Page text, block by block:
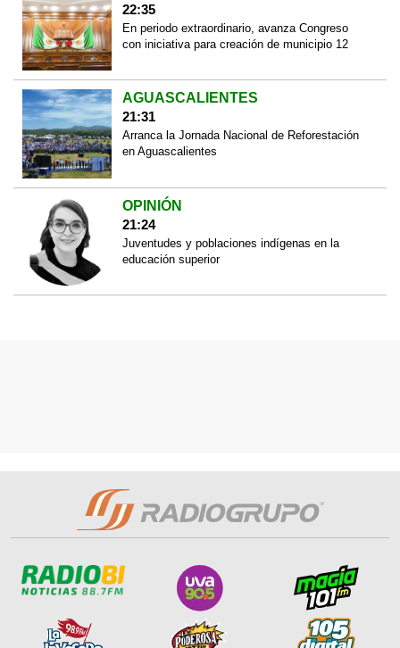
22:35
En periodo extraordinario, avanza Congreso
con iniciativa para creación de municipio 12
AGUASCALIENTES
21:31
Arranca la Jornada Nacional de Reforestación
en Aguascalientes
OPINIÓN
21:24
Juventudes y poblaciones indígenas en la
educación superior